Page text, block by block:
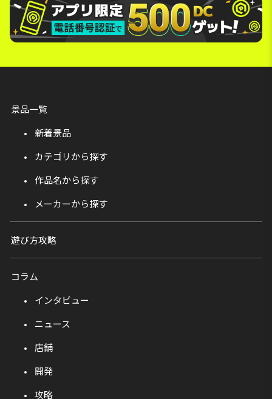
景品一覧
新着景品
カテゴリから探す
作品名から探す
メーカーから探す
遊び方攻略
コラム
インタビュー
ニュース
店舗
開発
攻略